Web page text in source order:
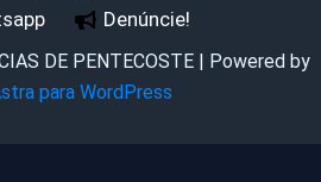
Denúncie!
DE PENTECOSTE | Powered by
para WordPress